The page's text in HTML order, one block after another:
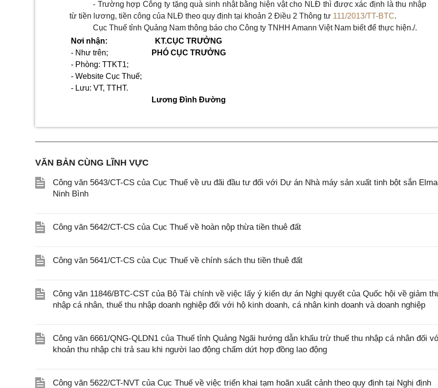
- Trường hợp Công ty tặng quà sinh nhật bằng hiện vật cho NLĐ thì được xác định là thu nhập
từ tiền lương, tiền công của NLĐ theo quy định tại khoản 2 Điều 2 Thông tư 111/2013/TT-BTC.
Cục Thuế tỉnh Quảng Nam thông báo cho Công ty TNHH Amann Việt Nam biết để thực hiện./.
Nơi nhận:
- Như trên;
- Phòng: TTKT1;
- Website Cục Thuế;
- Lưu: VT, TTHT.
KT.CỤC TRƯỞNG
PHÓ CỤC TRƯỞNG
Lương Đình Đường
VĂN BẢN CÙNG LĨNH VỰC
Công văn 5643/CT-CS của Cục Thuế về ưu đãi đầu tư đối với Dự án Nhà máy sản xuất tinh bột sắn
Ninh Bình
Công văn 5642/CT-CS của Cục Thuế về hoàn nộp thừa tiền thuê đất
Công văn 5641/CT-CS của Cục Thuế về chính sách thu tiền thuê đất
Công văn 11846/BTC-CST của Bộ Tài chính về việc lấy ý kiến dự án Nghị quyết của Quốc hội về giảm
nhập cá nhân, thuế thu nhập doanh nghiệp đối với hộ kinh doanh, cá nhân kinh doanh và doanh nghiệp
Công văn 6661/QNG-QLDN1 của Thuế tỉnh Quảng Ngãi hướng dẫn khấu trừ thuế thu nhập cá nhân đối
khoản thu nhập chi trả sau khi người lao động chấm dứt hợp đồng lao động
Công văn 5622/CT-NVT của Cục Thuế về việc triển khai tạm hoãn xuất cảnh theo quy định tại Nghị định